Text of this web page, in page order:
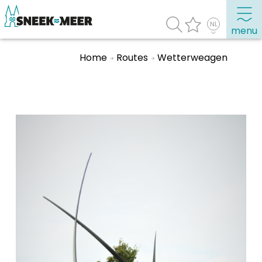
menu
Bezienswaardigheden
Winkelen, uitgaan en doen
Eten, drinken & uitgaan
Home Routes Wetterweagen